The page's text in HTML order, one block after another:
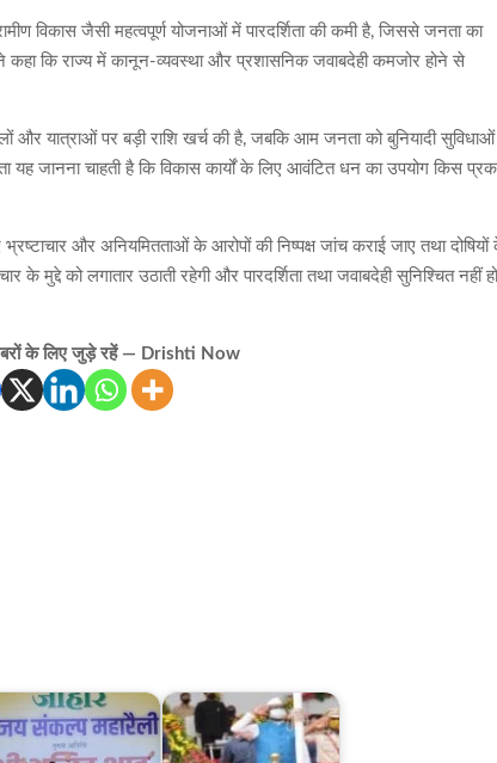
विकास जैसी महत्वपूर्ण योजनाओं में पारदर्शिता की कमी है, जिससे जनता का
कहा कि राज्य में कानून-व्यवस्था और प्रशासनिक जवाबदेही कमजोर होने से
और यात्राओं पर बड़ी राशि खर्च की है, जबकि आम जनता को बुनियादी
जानना चाहती है कि विकास कार्यों के लिए आवंटित धन का उपयोग किस
और अनियमितताओं के आरोपों की निष्पक्ष जांच कराई जाए तथा
के मुद्दे को लगातार उठाती रहेगी और पारदर्शिता तथा जवाबदेही सुनिश्चित नहीं
के लिए जुड़े रहें — Drishti Now